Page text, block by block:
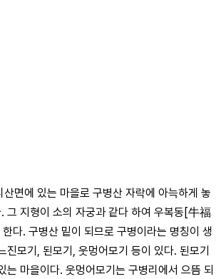
면에 있는 마을로 구병산 자락에 아늑하게 놓
그 지형이 소의 자궁과 같다 하여 우복동[牛福
다. 구병산 밑이 되므로 구병이라는 명칭이 생
진모기, 된모기, 웃멍어모기 등이 있다. 된모기
는 마을이다. 웃멍어모기는 구병리에서 으뜸 되